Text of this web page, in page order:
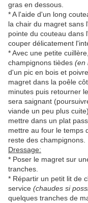
gras en dessous.
* A l'aide d'un long
la chair du magret sans
pointe du couteau
couper délicatement
* Avec une petite
champignons tièdes (en
d'un pic en bois et
magret dans la poêle
minutes puis retourner
sera saignant
viande un peu plus
mettre dans un plat
mettre au four le temps
reste des champignons.
Dressage:
* Poser le magret sur
tranches.
* Répartir un petit lit de
service (chaudes si
quelques tranches de